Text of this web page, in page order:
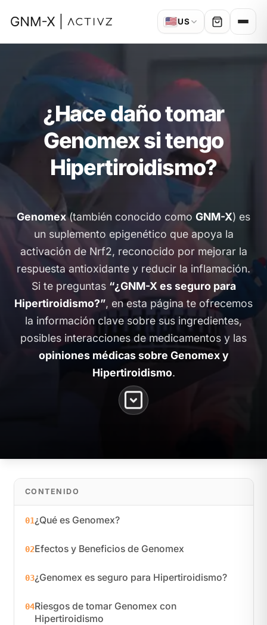
🇺🇸US
¿Hace daño tomar
Genomex si tengo
Hipertiroidismo?
Genomex(también conocido como GNM-X) es
un suplemento epigenético que apoya la
activación de Nrf2, reconocido por mejorar la
respuesta antioxidante y reducir la inflamación.
Si te preguntas “¿GNM-X es seguro para
Hipertiroidismo?”, en esta página te ofrecemos
la información clave sobre sus ingredientes,
posibles interacciones de medicamentos y las
opiniones médicas sobre Genomex y
Hipertiroidismo.
CONTENIDO
01¿Qué es Genomex?
02Efectos y Beneficios de Genomex
03¿Genomex es seguro para Hipertiroidismo?
04Riesgos de tomar Genomex con
Hipertiroidismo